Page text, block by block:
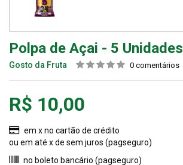
Polpa de Açai - 5 Unidades
Gosto da Fruta 0 comentários
R$ 10,00
em x no cartão de crédito
ou em até x de sem juros (pagseguro)
no boleto bancário (pagseguro)